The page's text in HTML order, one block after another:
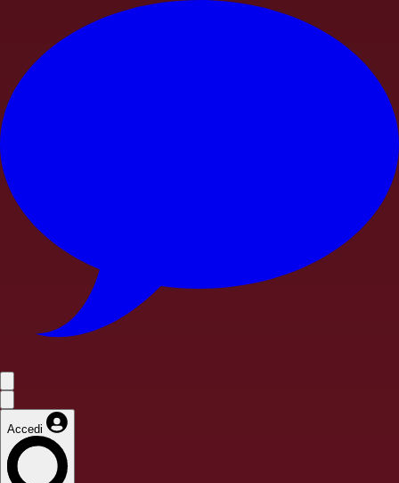
Accedi